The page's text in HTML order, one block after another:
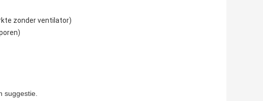
zonder ventilator)
suggestie.